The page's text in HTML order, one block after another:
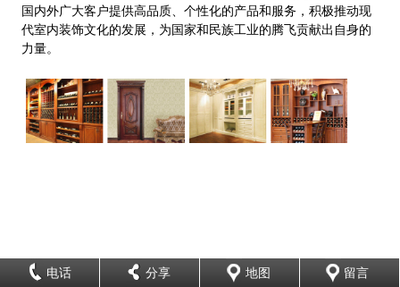
国内外广大客户提供高品质、个性化的产品和服务，积极推动现
代室内装饰文化的发展，为国家和民族工业的腾飞贡献出自身的
力量。
电话 分享 地图 留言